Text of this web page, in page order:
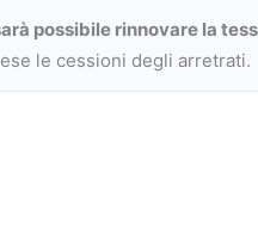
possibile rinnovare la
le cessioni degli arretrati.